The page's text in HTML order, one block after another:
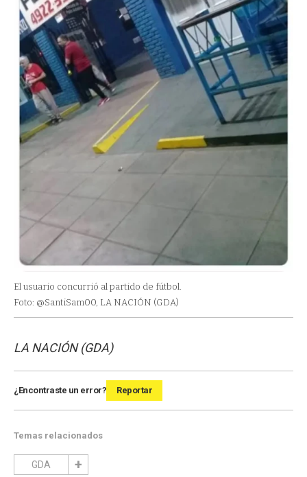
El usuario concurrió al partido de fútbol.
Foto: @SantiSam00, LA NACIÓN (GDA)
LA NACIÓN (GDA)
¿Encontraste un error? Reportar
Temas relacionados
GDA